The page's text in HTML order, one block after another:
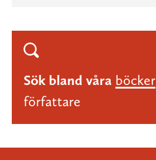
Sök bland våra böcker
författare